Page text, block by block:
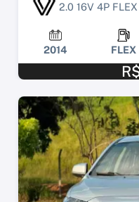
2.0 16V 4P
2014 FLEX